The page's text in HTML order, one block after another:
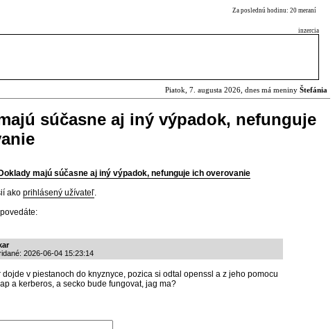
Za poslednú hodinu: 20 meraní
inzercia
Piatok, 7. augusta 2026, dnes má meniny Štefánia
súčasne aj iný výpadok, nefunguje
majú súčasne aj iný výpadok, nefunguje ich overovanie
ako prihlásený užívateľ.
2026-06-04 15:23:14
dojde v piestanoch do knyznyce, pozica si odtal openssl a z jeho pomocu
a kerberos, a secko bude fungovat, jag ma?